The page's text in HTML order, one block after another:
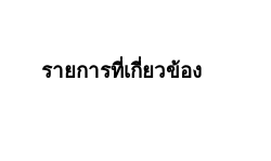
รายการที่เกี่ยวข้อง